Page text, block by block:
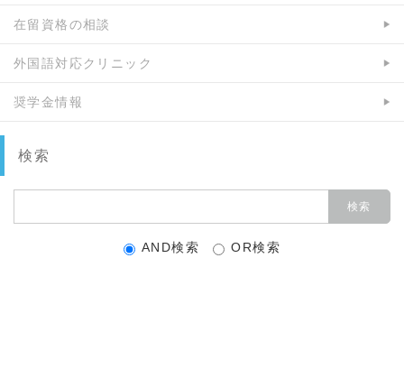
在留資格の相談
外国語対応クリニック
奨学金情報
検索
AND検索 OR検索